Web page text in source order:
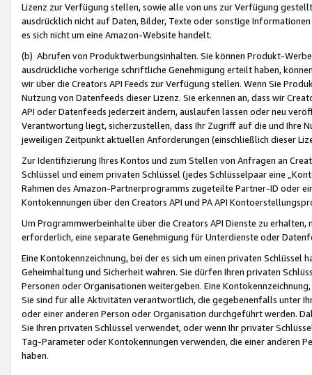
Lizenz zur Verfügung stellen, sowie alle von uns zur Verfügung
ausdrücklich nicht auf Daten, Bilder, Texte oder sonstige
es sich nicht um eine Amazon-Website handelt.
(b) Abrufen von Produktwerbungsinhalten. Sie können Produkt-
ausdrückliche vorherige schriftliche Genehmigung erteilt haben,
wir über die Creators API Feeds zur Verfügung stellen. Wenn Sie
Nutzung von Datenfeeds dieser Lizenz. Sie erkennen an, dass wir
API oder Datenfeeds jederzeit ändern, auslaufen lassen oder neu
Verantwortung liegt, sicherzustellen, dass Ihr Zugriff auf die und Ihre
jeweiligen Zeitpunkt aktuellen Anforderungen (einschließlich dieser
Zur Identifizierung Ihres Kontos und zum Stellen von Anfragen an
Schlüssel und einem privaten Schlüssel (jedes Schlüsselpaar eine
Rahmen des Amazon-Partnerprogramms zugeteilte Partner-ID oder
Kontokennungen über den Creators API und PA API
Um Programmwerbeinhalte über die Creators API Dienste zu
erforderlich, eine separate Genehmigung für Unterdienste oder
Eine Kontokennzeichnung, bei der es sich um einen privaten
Geheimhaltung und Sicherheit wahren. Sie dürfen Ihren privaten
Personen oder Organisationen weitergeben. Eine
Sie sind für alle Aktivitäten verantwortlich, die gegebenenfalls unter
oder einer anderen Person oder Organisation durchgeführt werden.
Sie Ihren privaten Schlüssel verwendet, oder wenn Ihr privater
Tag-Parameter oder Kontokennungen verwenden, die einer anderen
haben.